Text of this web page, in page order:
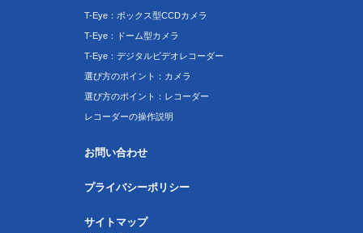
T-Eye：ボックス型CCDカメラ
T-Eye：ドーム型カメラ
T-Eye：デジタルビデオレコーダー
選び方のポイント：カメラ
選び方のポイント：レコーダー
レコーダーの操作説明
お問い合わせ
プライバシーポリシー
サイトマップ